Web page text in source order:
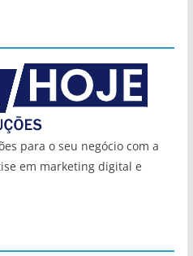
para o seu negócio com a
em marketing digital e